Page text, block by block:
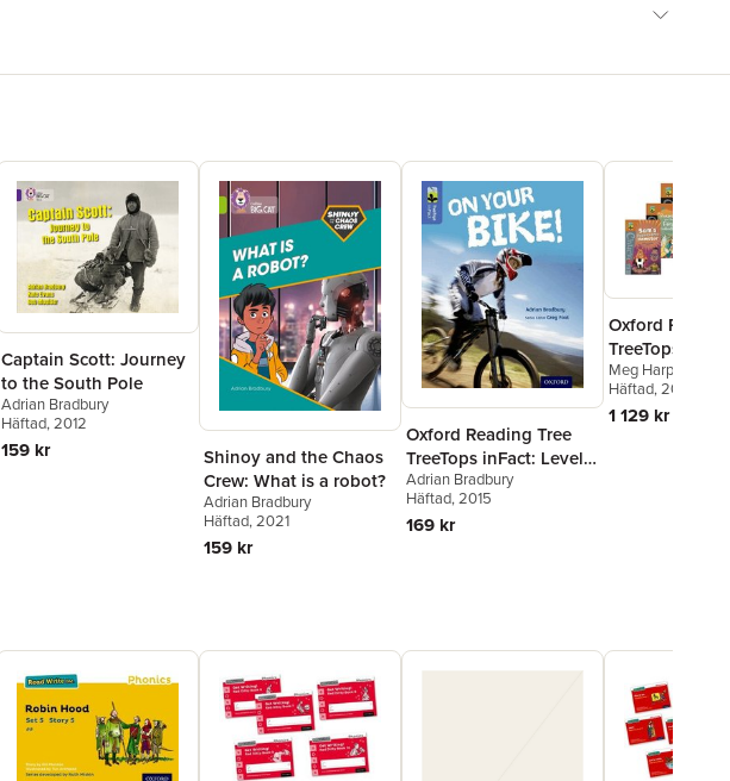
Captain Scott: Journey
to the South Pole
Adrian Bradbury
Häftad, 2012
159 kr
Shinoy and the Chaos
Crew: What is a robot?
Adrian Bradbury
Häftad, 2021
159 kr
Oxford Reading Tree
TreeTops inFact: Level
17: On Your Bike!
Adrian Bradbury
Häftad, 2015
169 kr
Oxford
TreeTops
Oxford Level
of 6
Meg Harper
Charlotte Guillain
Gates, Adrian
Bradman
Häftad, 2014
1 129 kr